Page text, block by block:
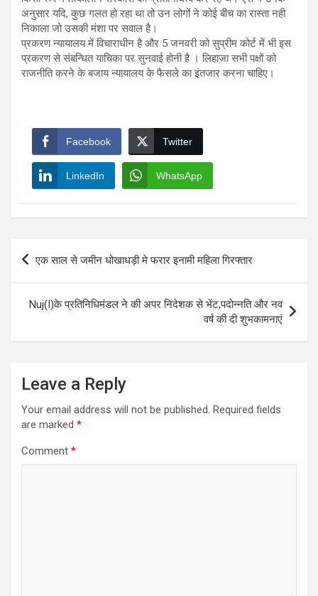
अनुसार यदि, कुछ गलत हो रहा था तो उन लोगों ने कोई बीच का रास्ता नही
निकाला जो उसकी मंशा पर सवाल है।
प्रकरण न्यायालय में विचाराधीन है और 5 जनवरी को सुप्रीम कोर्ट में भी इस
प्रकरण से संबन्धित याचिका पर सुनवाई होनी है । लिहाजा सभी पक्षों को
राजनीति करने के बजाय न्यायालय के फैसले का इंतजार करना चाहिए।
Facebook Twitter
LinkedIn WhatsApp
Post
navigation
एक साल से जमीन धोखाधड़ी मे फरार इनामी महिला गिरफ्तार
Nuj(I)के प्रतिनिधिमंडल ने की अपर निदेशक से भेंट,पदोन्नति और नव
वर्ष की दी शुभकामनाएं
Leave a Reply
Your email address will not be published. Required fields
are marked *
Comment *